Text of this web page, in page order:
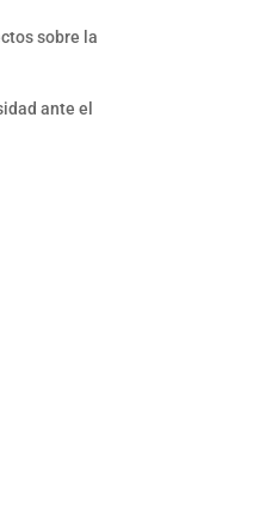
sobre la
ante el